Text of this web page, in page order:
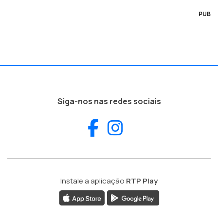
PUB
Siga-nos nas redes sociais
Facebook
Instale a aplicação RTP Play